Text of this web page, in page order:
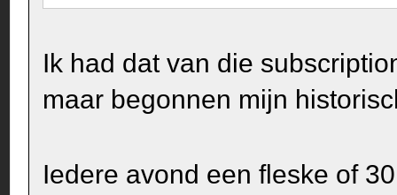
Ik had dat van die
maar begonnen mijn
Iedere avond een fleske of